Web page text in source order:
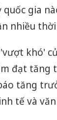
gia
nhiều
khó'
đạt tăng
tăng
tế và